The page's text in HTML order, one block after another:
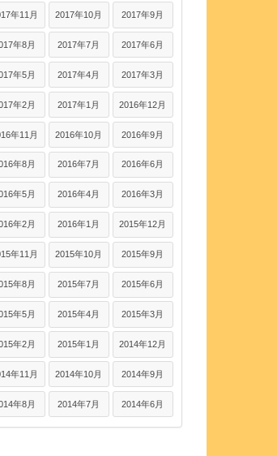
年11月 2017年10月 2017年9月
年8月 2017年7月 2017年6月
年5月 2017年4月 2017年3月
年2月 2017年1月 2016年12月
年11月 2016年10月 2016年9月
年8月 2016年7月 2016年6月
年5月 2016年4月 2016年3月
年2月 2016年1月 2015年12月
年11月 2015年10月 2015年9月
年8月 2015年7月 2015年6月
年5月 2015年4月 2015年3月
年2月 2015年1月 2014年12月
年11月 2014年10月 2014年9月
年8月 2014年7月 2014年6月